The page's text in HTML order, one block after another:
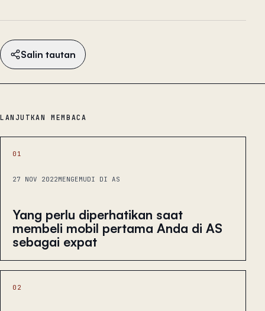
Salin tautan
LANJUTKAN MEMBACA
01
27 NOV 2022MENGEMUDI DI AS
Yang perlu diperhatikan saat
membeli mobil pertama Anda di AS
sebagai expat
02